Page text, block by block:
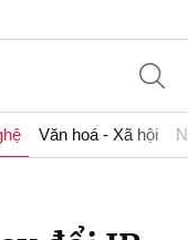
Văn hoá - Xã hội